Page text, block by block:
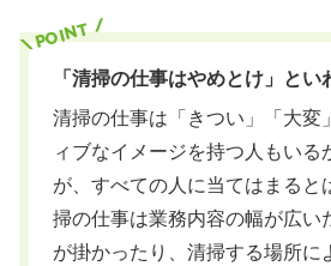
「清掃の仕事はやめとけ」とい
清掃の仕事は「きつい」「大変
ィブなイメージを持つ人もいる
が、すべての人に当てはまると
掃の仕事は業務内容の幅が広い
が掛かったり、清掃する場所に